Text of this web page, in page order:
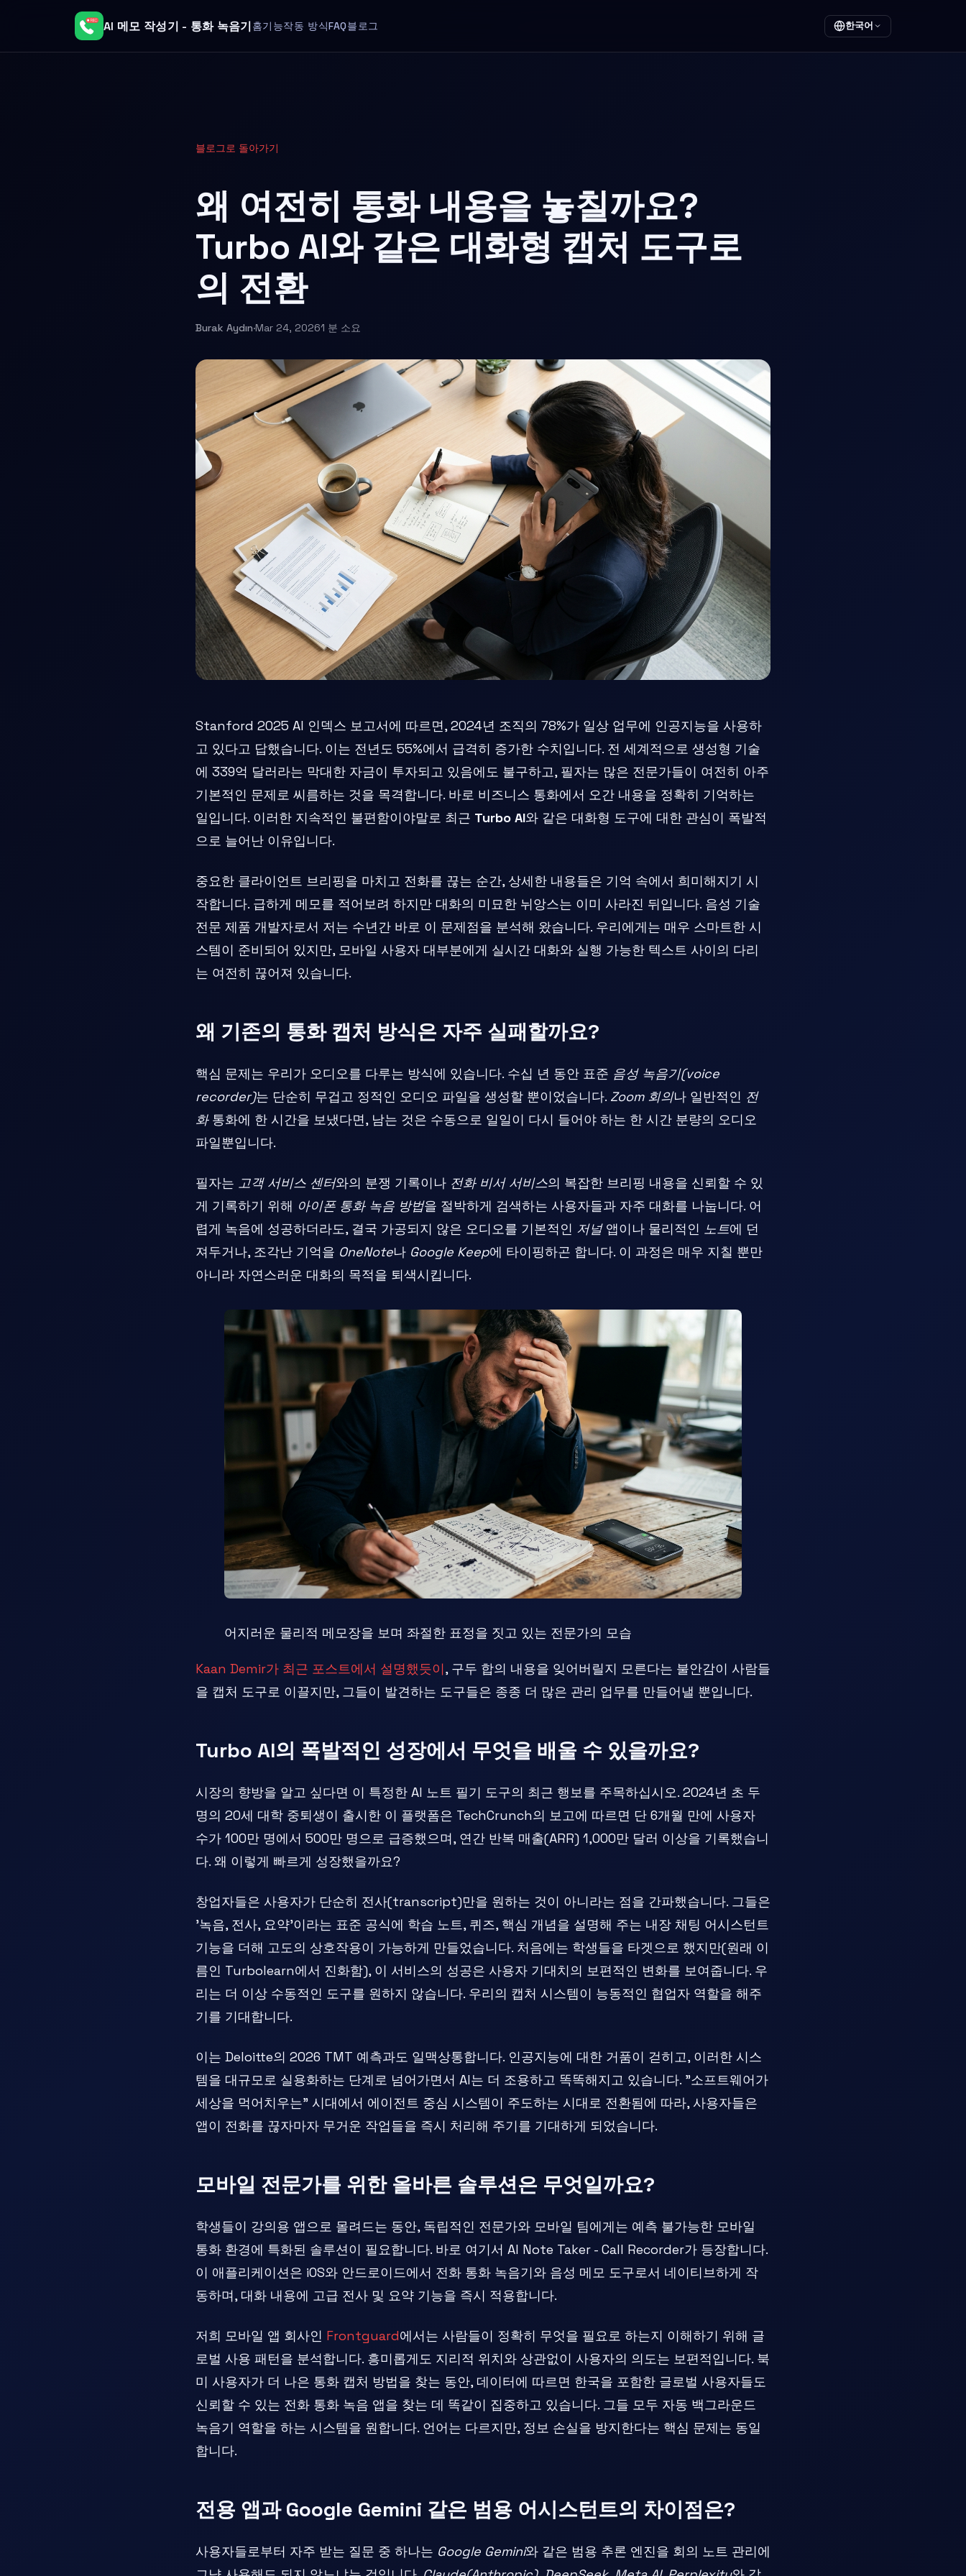
AI 메모 작성기 - 통화 녹음기홈기능작동 방식FAQ블로그 한국어
블로그로 돌아가기
왜 여전히 통화 내용을 놓칠까요?
Turbo AI와 같은 대화형 캡처 도구로
의 전환
Burak Aydın·Mar 24, 20261 분 소요
Stanford 2025 AI 인덱스 보고서에 따르면, 2024년 조직의 78%가 일상 업무에 인공지능을 사용하
고 있다고 답했습니다. 이는 전년도 55%에서 급격히 증가한 수치입니다. 전 세계적으로 생성형 기술
에 339억 달러라는 막대한 자금이 투자되고 있음에도 불구하고, 필자는 많은 전문가들이 여전히 아주
기본적인 문제로 씨름하는 것을 목격합니다. 바로 비즈니스 통화에서 오간 내용을 정확히 기억하는
일입니다. 이러한 지속적인 불편함이야말로 최근 Turbo AI와 같은 대화형 도구에 대한 관심이 폭발적
으로 늘어난 이유입니다.
중요한 클라이언트 브리핑을 마치고 전화를 끊는 순간, 상세한 내용들은 기억 속에서 희미해지기 시
작합니다. 급하게 메모를 적어보려 하지만 대화의 미묘한 뉘앙스는 이미 사라진 뒤입니다. 음성 기술
전문 제품 개발자로서 저는 수년간 바로 이 문제점을 분석해 왔습니다. 우리에게는 매우 스마트한 시
스템이 준비되어 있지만, 모바일 사용자 대부분에게 실시간 대화와 실행 가능한 텍스트 사이의 다리
는 여전히 끊어져 있습니다.
왜 기존의 통화 캡처 방식은 자주 실패할까요?
핵심 문제는 우리가 오디오를 다루는 방식에 있습니다. 수십 년 동안 표준 음성 녹음기(voice
recorder)는 단순히 무겁고 정적인 오디오 파일을 생성할 뿐이었습니다. Zoom 회의나 일반적인 전
화통화에 한 시간을 보냈다면, 남는 것은 수동으로 일일이 다시 들어야 하는 한 시간 분량의 오디오
파일뿐입니다.
필자는 고객 서비스 센터와의 분쟁 기록이나 전화 비서 서비스의 복잡한 브리핑 내용을 신뢰할 수 있
게 기록하기 위해 아이폰 통화 녹음 방법을 절박하게 검색하는 사용자들과 자주 대화를 나눕니다. 어
렵게 녹음에 성공하더라도, 결국 가공되지 않은 오디오를 기본적인 저널앱이나 물리적인 노트에 던
져두거나, 조각난 기억을 OneNote나 Google Keep에 타이핑하곤 합니다. 이 과정은 매우 지칠 뿐만
아니라 자연스러운 대화의 목적을 퇴색시킵니다.
어지러운 물리적 메모장을 보며 좌절한 표정을 짓고 있는 전문가의 모습
Kaan Demir가 최근 포스트에서 설명했듯이, 구두 합의 내용을 잊어버릴지 모른다는 불안감이 사람들
을 캡처 도구로 이끌지만, 그들이 발견하는 도구들은 종종 더 많은 관리 업무를 만들어낼 뿐입니다.
Turbo AI의 폭발적인 성장에서 무엇을 배울 수 있을까요?
시장의 향방을 알고 싶다면 이 특정한 AI 노트 필기 도구의 최근 행보를 주목하십시오. 2024년 초 두
명의 20세 대학 중퇴생이 출시한 이 플랫폼은 TechCrunch의 보고에 따르면 단 6개월 만에 사용자
수가 100만 명에서 500만 명으로 급증했으며, 연간 반복 매출(ARR) 1,000만 달러 이상을 기록했습니
다. 왜 이렇게 빠르게 성장했을까요?
창업자들은 사용자가 단순히 전사(transcript)만을 원하는 것이 아니라는 점을 간파했습니다. 그들은
'녹음, 전사, 요약'이라는 표준 공식에 학습 노트, 퀴즈, 핵심 개념을 설명해 주는 내장 채팅 어시스턴트
기능을 더해 고도의 상호작용이 가능하게 만들었습니다. 처음에는 학생들을 타겟으로 했지만(원래 이
름인 Turbolearn에서 진화함), 이 서비스의 성공은 사용자 기대치의 보편적인 변화를 보여줍니다. 우
리는 더 이상 수동적인 도구를 원하지 않습니다. 우리의 캡처 시스템이 능동적인 협업자 역할을 해주
기를 기대합니다.
이는 Deloitte의 2026 TMT 예측과도 일맥상통합니다. 인공지능에 대한 거품이 걷히고, 이러한 시스
템을 대규모로 실용화하는 단계로 넘어가면서 AI는 더 조용하고 똑똑해지고 있습니다. "소프트웨어가
세상을 먹어치우는" 시대에서 에이전트 중심 시스템이 주도하는 시대로 전환됨에 따라, 사용자들은
앱이 전화를 끊자마자 무거운 작업들을 즉시 처리해 주기를 기대하게 되었습니다.
모바일 전문가를 위한 올바른 솔루션은 무엇일까요?
학생들이 강의용 앱으로 몰려드는 동안, 독립적인 전문가와 모바일 팀에게는 예측 불가능한 모바일
통화 환경에 특화된 솔루션이 필요합니다. 바로 여기서 AI Note Taker - Call Recorder가 등장합니다.
이 애플리케이션은 iOS와 안드로이드에서 전화 통화 녹음기와 음성 메모 도구로서 네이티브하게 작
동하며, 대화 내용에 고급 전사 및 요약 기능을 즉시 적용합니다.
저희 모바일 앱 회사인 Frontguard에서는 사람들이 정확히 무엇을 필요로 하는지 이해하기 위해 글
로벌 사용 패턴을 분석합니다. 흥미롭게도 지리적 위치와 상관없이 사용자의 의도는 보편적입니다. 북
미 사용자가 더 나은 통화 캡처 방법을 찾는 동안, 데이터에 따르면 한국을 포함한 글로벌 사용자들도
신뢰할 수 있는 전화 통화 녹음 앱을 찾는 데 똑같이 집중하고 있습니다. 그들 모두 자동 백그라운드
녹음기 역할을 하는 시스템을 원합니다. 언어는 다르지만, 정보 손실을 방지한다는 핵심 문제는 동일
합니다.
전용 앱과 Google Gemini 같은 범용 어시스턴트의 차이점은?
사용자들로부터 자주 받는 질문 중 하나는 Google Gemini와 같은 범용 추론 엔진을 회의 노트 관리에